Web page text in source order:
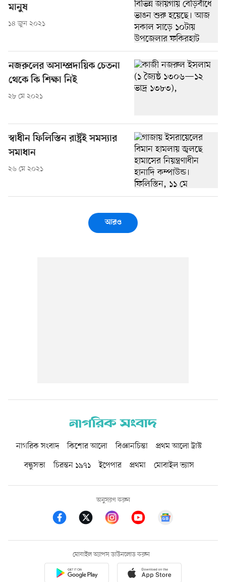
মানুষ
১৪ জুন ২০২১
নজরুলের অসাম্প্রদায়িক চেতনা
থেকে কি শিক্ষা নিই
২৮ মে ২০২১
স্বাধীন ফিলিস্তিন রাষ্ট্রই সমস্যার
সমাধান
২৬ মে ২০২১
আরও
নাগরিক সংবাদ কিশোর আলো বিজ্ঞানচিন্তা
প্রথম আলো ট্রাস্ট
বন্ধুসভা
চিরন্তন ১৯৭১ ইপেপার প্রথমা মোবাইল ভ্যাস
অনুসরণ করুন
মোবাইল অ্যাপস ডাউনলোড করুন